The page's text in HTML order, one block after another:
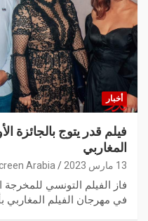
أخبار
فيلم قدر يتوج بالجائزة
المغاربي
13 مارس 2023 Arabia
فاز الفيلم التونسي للمخرجة
في مهرجان الفيلم المغاربي